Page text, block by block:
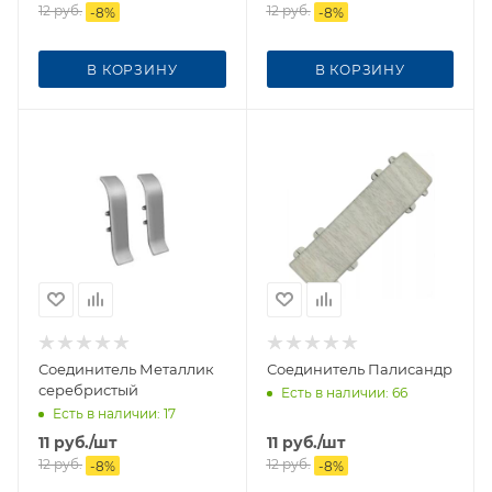
12руб. -8%
В КОРЗИНУ
12руб. -8%
В КОРЗИНУ
Соединитель Металлик
серебристый
Есть в наличии: 17
11 руб./шт
12руб. -8%
Соединитель Палисандр
Есть в наличии: 66
11руб./шт
12руб. -8%